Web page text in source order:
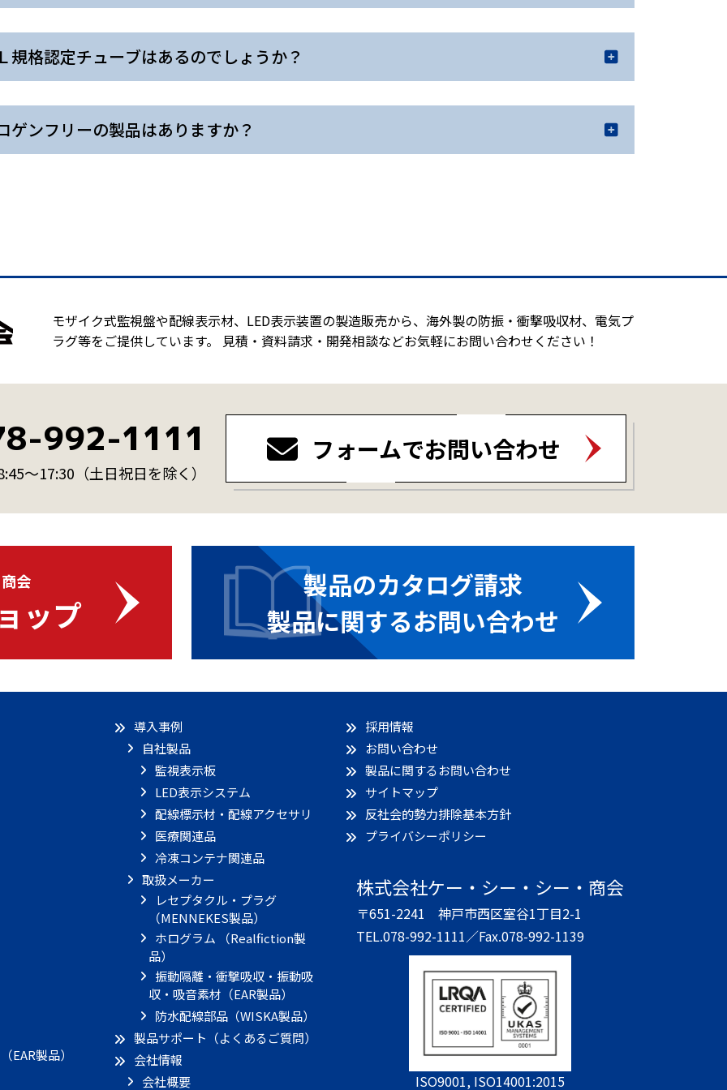
規格認定チューブはあるのでしょうか？
ゲンフリーの製品はありますか？
モザイク式監視盤や配線表示材、LED表示装置の製造販売から、海外製の防振・衝撃吸収材、電気プ
ラグ等をご提供しています。 見積・資料請求・開発相談などお気軽にお問い合わせください！
992-1111
～17:30 （土日祝日を除く）
フォームでお問い合わせ
会
ップ
製品のカタログ請求
製品に関するお問い合わせ
EAR製品）
導入事例
自社製品
監視表示板
LED表示システム
配線標示材・配線アクセサリ
医療関連品
冷凍コンテナ関連品
取扱メーカー
レセプタクル・プラグ
（MENNEKES製品）
ホログラム （Realfiction製
品）
振動隔離・衝撃吸収・振動吸
収・吸音素材（EAR製品）
防水配線部品（WISKA製品）
製品サポート（よくあるご質問）
会社情報
会社概要
採用情報
お問い合わせ
製品に関するお問い合わせ
サイトマップ
反社会的勢力排除基本方針
プライバシーポリシー
株式会社ケー・シー・シー・商会
〒651-2241 神戸市西区室谷1丁目2-1
TEL.078-992-1111／Fax.078-992-1139
ISO9001, ISO14001:2015